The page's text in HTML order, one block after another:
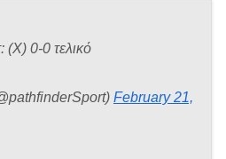
(X) 0-0 τελικό
February 21,